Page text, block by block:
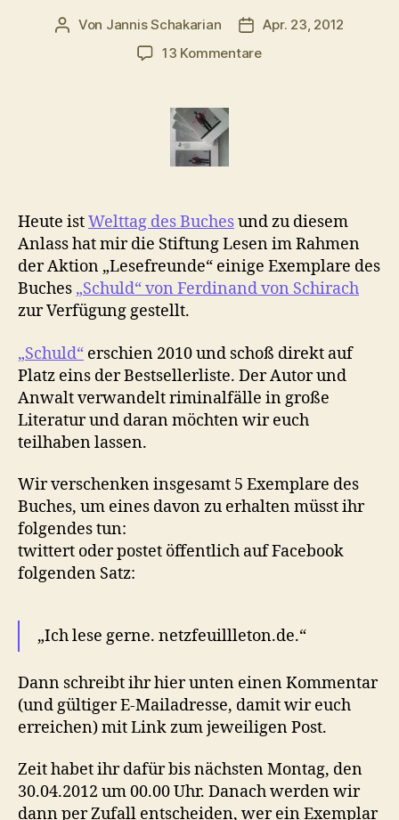
Beitragsautor
Von Jannis Schakarian
Apr. 23, 2012
13 Kommentarezu
Heute istWelttag des Buchesund zu diesem
Anlass hat mir die Stiftung Lesen im Rahmen
der Aktion „Lesefreunde“ einige Exemplare des
Buches „Schuld“ von Ferdinand von Schirach
zur Verfügung gestellt.
„Schuld“ erschien 2010 und schoß direkt auf
Platz eins der Bestsellerliste. Der Autor und
Anwalt verwandelt riminalfälle in große
Literatur und daran möchten wir euch
teilhaben lassen.
Wir verschenken insgesamt 5 Exemplare des
Buches, um eines davon zu erhalten müsst ihr
folgendes tun:
twittert oder postet öffentlich auf Facebook
folgenden Satz:
„Ich lese gerne. netzfeuillleton.de.“
Dann schreibt ihr hier unten einen Kommentar
(und gültiger E-Mailadresse, damit wir euch
erreichen) mit Link zum jeweiligen Post.
Zeit habet ihr dafür bis nächsten Montag, den
30.04.2012 um 00.00 Uhr. Danach werden wir
dann per Zufall entscheiden, wer ein Exemplar